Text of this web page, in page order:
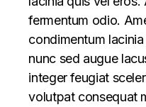
fermentum odio.
condimentum
nunc sed augue
integer feugiat
volutpat consequat